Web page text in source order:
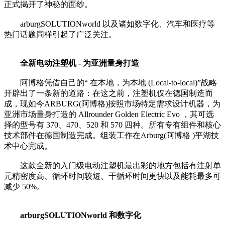
正式揭开了神秘的面纱。
arburgSOLUTIONworld 以及诸如数字化、汽车和医疗等
热门话题同样引起了广泛关注。
全新电动注塑机 - 为亚洲量身打造
阿博格凭借自己的“ 在本地，为本地 (Local-to-local)”战略
开辟出了一条新的道路：在这之前，注塑机仅在德国制造而
成，现如今ARBURG(阿博格)按照市场特定需求设计机器，为
亚洲市场量身打造的 Allrounder Golden Electric Evo ，其可选
择的型号有 370、470、520 和 570 四种。所有专有组件和核心
技术部件在德国制造完成。组装工作在Arburg(阿博格 )平湖技
术中心完成。
这款全新的入门级电动注塑机最出彩的地方包括有注射单
元精密度高、循环时间较短、干循环时间更快以及能耗最多可
减少 50%。
arburgSOLUTIONworld 和数字化